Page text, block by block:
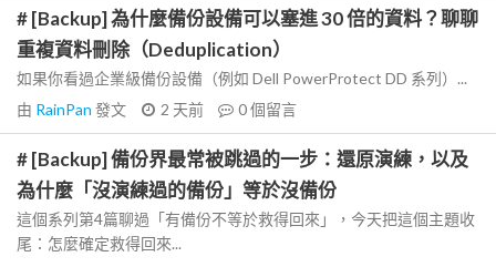
# [Backup] 為什麼備份設備可以塞進 30 倍的資料？聊聊
重複資料刪除（Deduplication）
如果你看過企業級備份設備（例如 Dell PowerProtect DD 系列）...
由 RainPan 發文 2 天前 0個留言
# [Backup] 備份界最常被跳過的一步：還原演練，以及
為什麼「沒演練過的備份」等於沒備份
這個系列第4篇聊過「有備份不等於救得回來」，今天把這個主題收
尾：怎麼確定救得回來...